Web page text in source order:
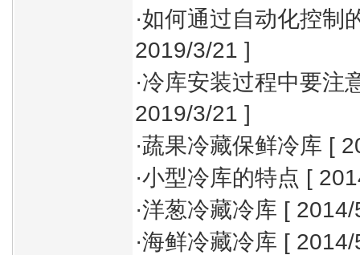
·如何通过自动化控制
2019/3/21 ]
·冷库安装过程中要注
2019/3/21 ]
·蔬果冷藏保鲜冷库 [
·小型冷库的特点 [
·洋葱冷藏冷库 [
·海鲜冷藏冷库 [